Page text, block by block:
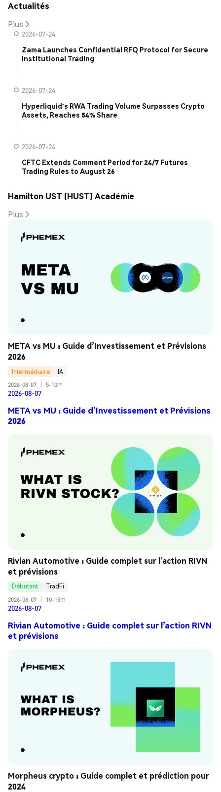
Actualités
Plus
2026-07-24
Zama Launches Confidential RFQ Protocol for Secure
Institutional Trading
2026-07-24
Hyperliquid's RWA Trading Volume Surpasses Crypto
Assets, Reaches 54% Share
2026-07-24
CFTC Extends Comment Period for 24/7 Futures
Trading Rules to August 26
Hamilton UST (HUST) Académie
Plus
META vs MU : Guide d’Investissement et Prévisions
2026
Intermédiaire
IA
2026-08-07
5-10m
2026-08-07
META vs MU : Guide d’Investissement et Prévisions
2026
Rivian Automotive : Guide complet sur l’action RIVN
et prévisions
Débutant
TradFi
2026-08-07
10-15m
2026-08-07
Rivian Automotive : Guide complet sur l’action RIVN
et prévisions
Morpheus crypto : Guide complet et prédiction pour
2024